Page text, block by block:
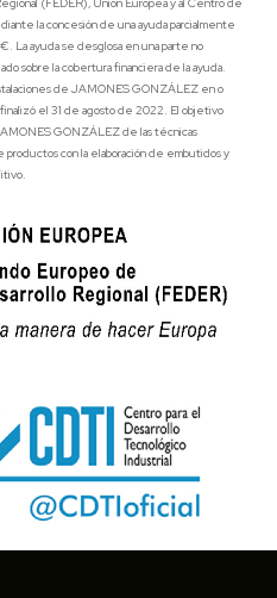
(FEDER), Unión Europea y al Centro de
la concesión de una ayuda parcialmente
ayuda se desglosa en una parte no
sobre la cobertura financiera de la ayuda.
de JAMONES GONZÁLEZ en o
el 31 de agosto de 2022. El objetivo
GONZÁLEZ de las técnicas
productos con la elaboración de embutidos y